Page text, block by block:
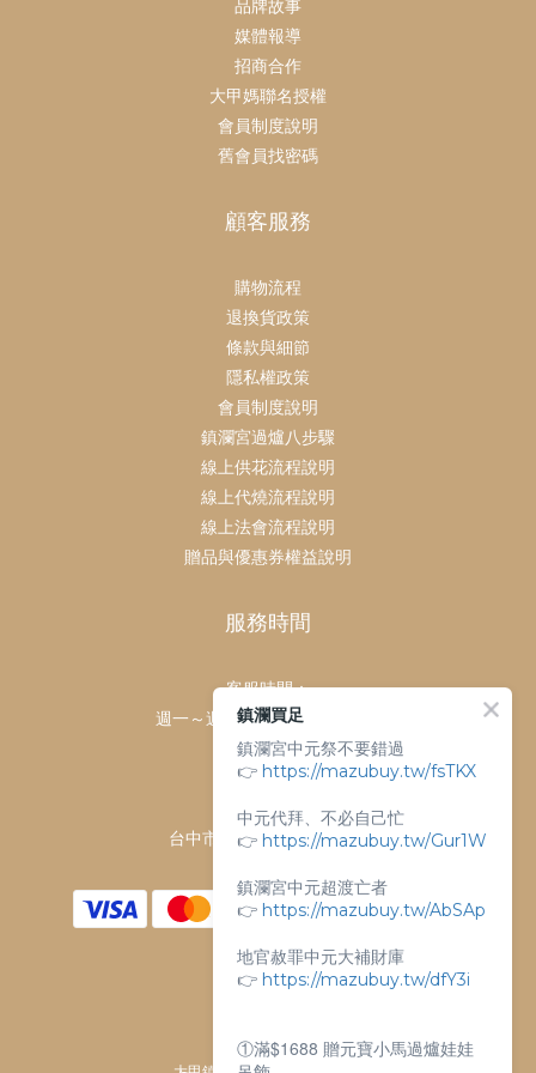
品牌故事
媒體報導
招商合作
大甲媽聯名授權
會員制度說明
舊會員找密碼
顧客服務
購物流程
退換貨政策
條款與細節
隱私權政策
會員制度說明
鎮瀾宮過爐八步驟
線上供花流程說明
線上代燒流程說明
線上法會流程說明
贈品與優惠券權益說明
服務時間
客服時間：
週一～週日 上午9點～下午6點
客服電話：
04-26763688
門市地址：
台中市大甲區順天路238號
鎮瀾買足
鎮瀾宮中元祭不要錯過
👉 https://mazubuy.tw/fsTKX
中元代拜、不必自己忙
👉 https://mazubuy.tw/Gur1W
鎮瀾宮中元超渡亡者
👉 https://mazubuy.tw/AbSAp
地官赦罪中元大補財庫
👉 https://mazubuy.tw/dfY3i
①滿$1688 贈元寶小馬過爐娃娃